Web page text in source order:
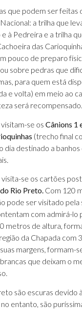
que podem ser feitas
a trilha que
à Pedreira e a trilha
das
pouco de preparo
sobre pedras que
para quem está
e volta) em meio ao
será recompensado.
se os Cânions 1
(trecho final
dia destinado a banhos
se os cartões
Rio Preto. Com 120
pode ser visitado pela
com admirá-lo
metros de altura,
da Chapada com
margens, formam-
que deixam o
são escuras devido
entanto, são